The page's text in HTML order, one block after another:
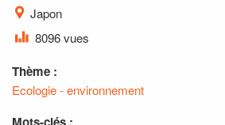
Japon
8096 vues
Thème :
Ecologie - environnement